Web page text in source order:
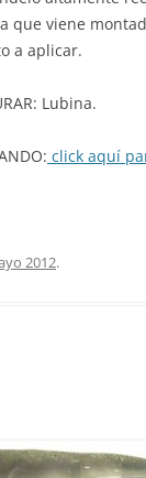
que viene
a aplicar.
Lubina.
click aquí
2012.